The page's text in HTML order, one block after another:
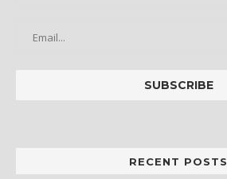
RECENT POSTS